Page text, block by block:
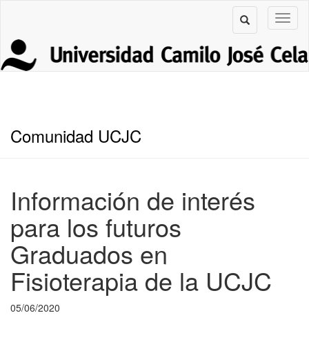
Comunidad UCJC
Información de interés
para los futuros
Graduados en
Fisioterapia de la UCJC
05/06/2020